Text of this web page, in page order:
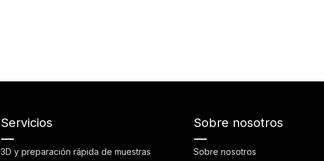
Servicios
3D y preparación rápida de muestras
Sobre nosotros
Sobre nosotros